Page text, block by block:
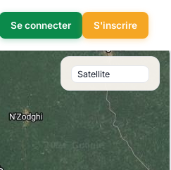
Se connecter S'inscrire